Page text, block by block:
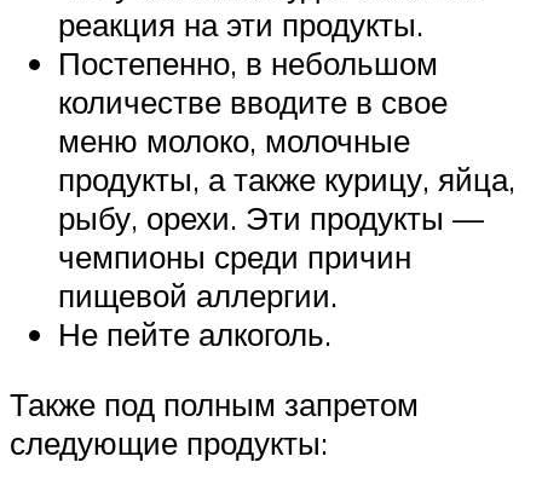
реакция на эти продукты.
Постепенно, в небольшом
количестве вводите в свое
меню молоко, молочные
продукты, а также курицу, яйца,
рыбу, орехи. Эти продукты —
чемпионы среди причин
пищевой аллергии.
Не пейте алкоголь.
Также под полным запретом
следующие продукты: